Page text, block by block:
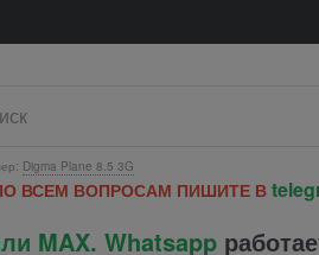
Digma Plane 8.5 3G
ВСЕМ ВОПРОСАМ ПИШИТЕ В
MAX. Whatsapp